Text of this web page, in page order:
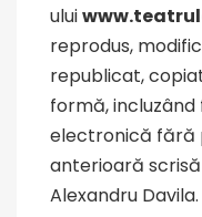
ului
reprodus,
republicat,
formă,
electronică fără
anterioară
Alexandru Davila.